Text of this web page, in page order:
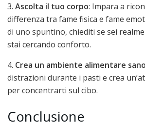
3. Ascolta il tuo corpo: Impara a
differenza tra fame fisica e fame
di uno spuntino, chiediti se sei
stai cercando conforto.
4. Crea un ambiente alimentare sano
distrazioni durante i pasti e crea
per concentrarti sul cibo.
Conclusione